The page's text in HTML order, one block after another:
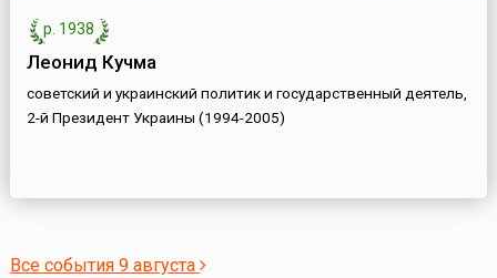
р. 1938
Леонид Кучма
советский и украинский политик и государственный деятель,
2-й Президент Украины (1994-2005)
Все события 9 августа